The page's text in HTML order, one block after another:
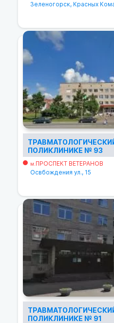
Зеленогорск, Красных
ПОЛИКЛИНИКЕ № 93
м.ПРОСПЕКТ ВЕТЕРАНОВ
Освбождения ул., 15
ПОЛИКЛИНИКЕ № 91